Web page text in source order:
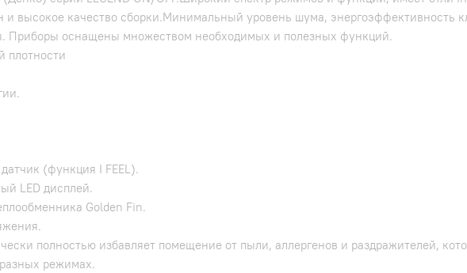
и высокое качество сборки.Минимальный уровень шума,
Приборы оснащены множеством необходимых и полезных функций.
плотности
наружного блока.
(функция I FEEL).
LED дисплей.
Golden Fin.
полностью избавляет помещение от пыли, аллергенов и раздражителей,
режимах.